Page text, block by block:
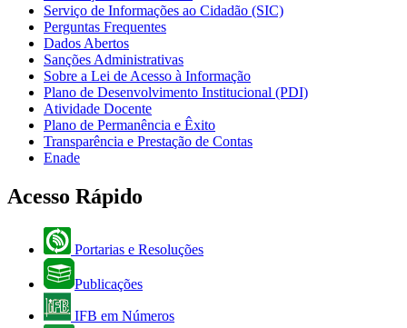
Serviço de Informações ao Cidadão (SIC)
Perguntas Frequentes
Dados Abertos
Sanções Administrativas
Sobre a Lei de Acesso à Informação
Plano de Desenvolvimento Institucional (PDI)
Atividade Docente
Plano de Permanência e Êxito
Transparência e Prestação de Contas
Enade
Acesso Rápido
Portarias e Resoluções
Publicações
IFB em Números